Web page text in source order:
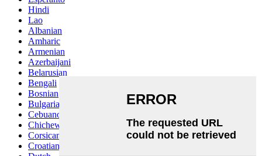
Hindi
Lao
Albanian
Amharic
Armenian
Azerbaijani
Belarusian
Bengali
Bosnian
Bulgarian
Cebuano
Chichewa
Corsican
Croatian